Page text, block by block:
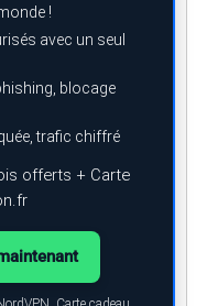
!
avec un seul
blocage
trafic chiffré
offerts + Carte